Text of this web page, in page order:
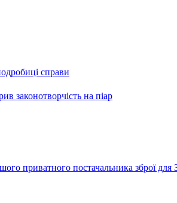
справи
законотворчість на піар
приватного постачальника зброї